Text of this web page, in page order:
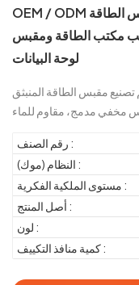
OEM / ODM الألومنيوم مخفية الجدول أعلى مقبس الطاقة
مكتب الطاقة ومقبس
لوحة البيانات
رقم الصنف :
النظام (موك) :
مستوى الملكية الفكرية :
أصل المنتج :
لون :
كمية منافذ التكييف :